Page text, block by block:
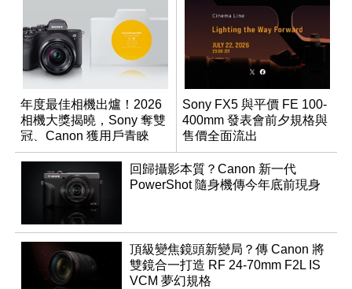
年度最佳相機出爐！2026
相機大獎揭曉，Sony 奪雙
冠、Canon 獲用戶青睞
Sony FX5 與平價 FE 100-
400mm 發表會前夕規格與
售價全面流出
回歸攝影本質？Canon 新一代
PowerShot 隨身機傳今年底前現身
頂級變焦鏡頭新變局？傳 Canon 將
雙鏡合一打造 RF 24-70mm F2L IS
VCM 夢幻規格